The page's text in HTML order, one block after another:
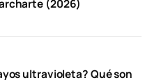
(2026)
ultravioleta? Qué son